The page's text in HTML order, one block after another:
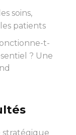
soins,
patients
t-
? Une
stratégique